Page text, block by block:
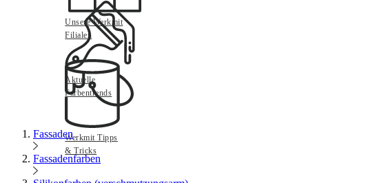
Unsere Werkmit
Filialen
Aktuelle
Farbentrends
Werkmit Tipps
& Tricks
Fassaden
Fassadenfarben